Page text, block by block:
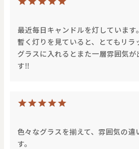
最近毎日キャンドルを灯しています。
暫く灯りを見ていると、とてもリラ
グラスに入れるとまた一層雰囲気が
す‼
色々なグラスを揃えて、雰囲気の違
す。